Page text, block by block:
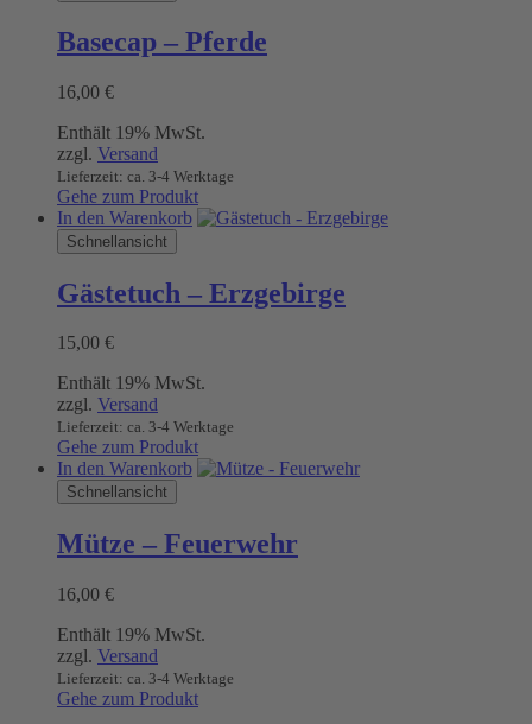
Basecap – Pferde
16,00 €
Enthält 19% MwSt.
zzgl. Versand
Lieferzeit: ca. 3-4 Werktage
Gehe zum Produkt
In den Warenkorb
Schnellansicht
Gästetuch – Erzgebirge
15,00 €
Enthält 19% MwSt.
zzgl. Versand
Lieferzeit: ca. 3-4 Werktage
Gehe zum Produkt
In den Warenkorb
Schnellansicht
Mütze – Feuerwehr
16,00 €
Enthält 19% MwSt.
zzgl. Versand
Lieferzeit: ca. 3-4 Werktage
Gehe zum Produkt